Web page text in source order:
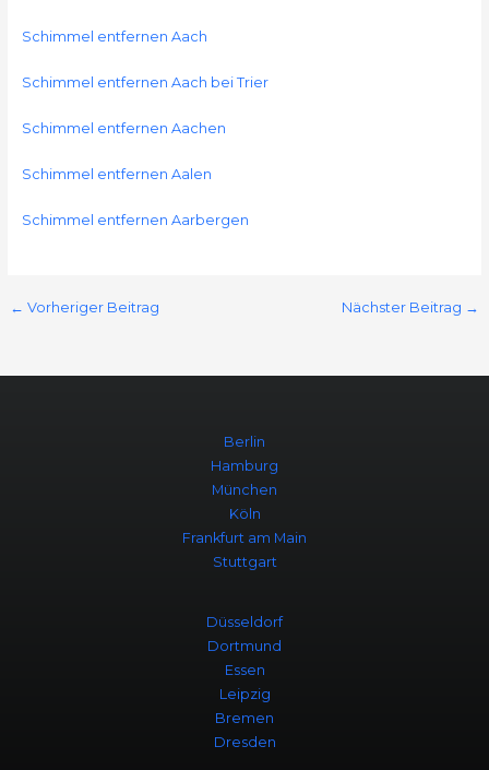
Schimmel entfernen Aach
Schimmel entfernen Aach bei Trier
Schimmel entfernen Aachen
Schimmel entfernen Aalen
Schimmel entfernen Aarbergen
← Vorheriger Beitrag Nächster Beitrag →
Berlin
Hamburg
München
Köln
Frankfurt am Main
Stuttgart
Düsseldorf
Dortmund
Essen
Leipzig
Bremen
Dresden